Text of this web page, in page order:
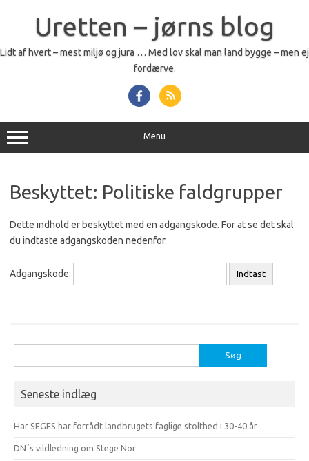
Uretten – jørns blog
Lidt af hvert – mest miljø og jura … Med lov skal man land bygge – men ej
fordærve.
Menu
Beskyttet: Politiske faldgrupper
Dette indhold er beskyttet med en adgangskode. For at se det skal
du indtaste adgangskoden nedenfor.
Adgangskode:
efter:
Seneste indlæg
Har SEGES har forrådt landbrugets faglige stolthed i 30-40 år
DN´s vildledning om Stege Nor